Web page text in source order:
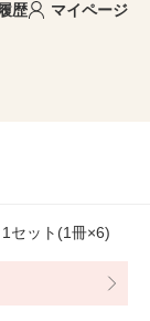
歴 マイページ
セット(1冊×6)